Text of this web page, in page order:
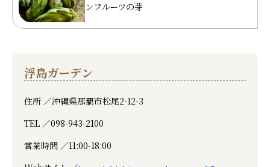
ンフルーツの芽
浮島ガーデン
住所 ／沖縄県那覇市松尾2-12-3
TEL ／098-943-2100
営業時間 ／11:00-18:00